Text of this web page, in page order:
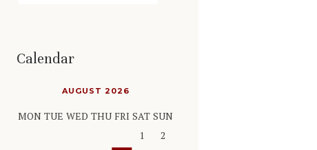
Calendar
AUGUST 2026
MON TUE WED THU FRI SAT SUN
1
2